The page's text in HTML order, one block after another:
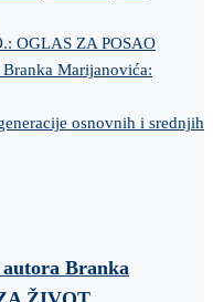
OGLAS ZA POSAO
Marijanovića:
osnovnih i srednjih
Branka